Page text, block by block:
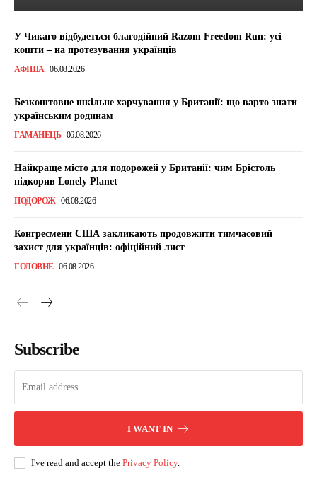
У Чикаго відбудеться благодійний Razom Freedom Run: усі
кошти – на протезування українців
АФІША 06.08.2026
Безкоштовне шкільне харчування у Британії: що варто знати
українським родинам
ГАМАНЕЦЬ 06.08.2026
Найкраще місто для подорожей у Британії: чим Брістоль
підкорив Lonely Planet
ПОДОРОЖ 06.08.2026
Конгресмени США закликають продовжити тимчасовий
захист для українців: офіційний лист
ГОЛОВНЕ 06.08.2026
Subscribe
I WANT IN
I've read and accept the Privacy Policy.